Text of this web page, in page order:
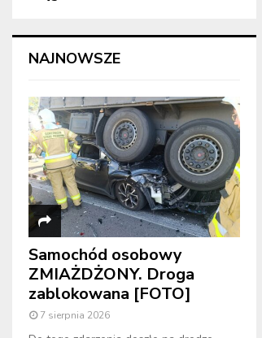
NAJNOWSZE
Samochód osobowy
ZMIAŻDŻONY. Droga
zablokowana [FOTO]
7 sierpnia 2026